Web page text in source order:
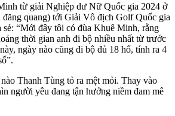
từ giải Nghiệp dư Nữ Quốc gia 2024 ở
quang) tới Giải Vô địch Golf Quốc gia
sẻ: “Mới đây tôi có đùa Khuê Minh, rằng
thời gian anh đi bộ nhiều nhất từ trước
ngày nào cũng đi bộ đủ 18 hố, tính ra 4
Thanh Tùng tỏ ra mệt mỏi. Thay vào
người yêu đang tận hưởng niềm đam mê